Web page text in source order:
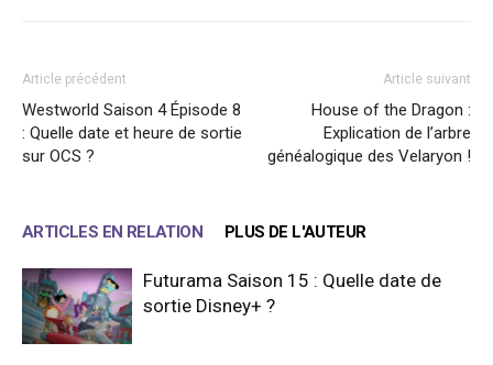
Article précédent
Westworld Saison 4 Épisode 8
: Quelle date et heure de sortie
sur OCS ?
Article suivant
House of the Dragon :
Explication de l’arbre
généalogique des Velaryon !
ARTICLES EN RELATION PLUS DE L'AUTEUR
Futurama Saison 15 : Quelle date de
sortie Disney+ ?